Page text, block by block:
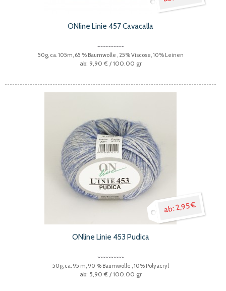
ONline Linie 457 Cavacalla
50g, ca. 105m, 65 % Baumwolle , 25% Viscose, 10% Leinen
9,90 € / 100.00 gr
2,95 €
ONline Linie 453 Pudica
50g, ca. 95 m, 90 % Baumwolle , 10% Polyacryl
5,90 € / 100.00 gr